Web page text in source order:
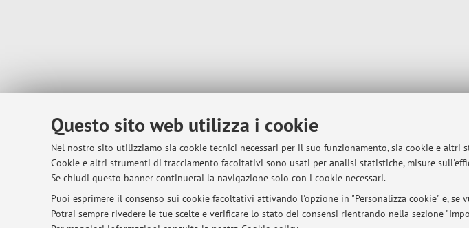
Questo sito web utilizza i cookie
Nel nostro sito utilizziamo sia cookie tecnici necessari per il suo funzionamento, sia cookie e
Cookie e altri strumenti di tracciamento facoltativi sono usati per analisi statistiche, misure
Se chiudi questo banner continuerai la navigazione solo con i cookie necessari.
Puoi esprimere il consenso sui cookie facoltativi attivando l'opzione in "Personalizza cookie" e,
Potrai sempre rivedere le tue scelte e verificare lo stato dei consensi rientrando nella sezione